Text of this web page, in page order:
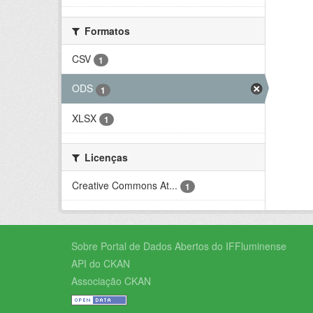
Formatos
CSV
1
ODS 1
XLSX 1
Licenças
Creative Commons At...
1
Sobre Portal de Dados Abertos do IFFluminense
API do CKAN
Associação CKAN